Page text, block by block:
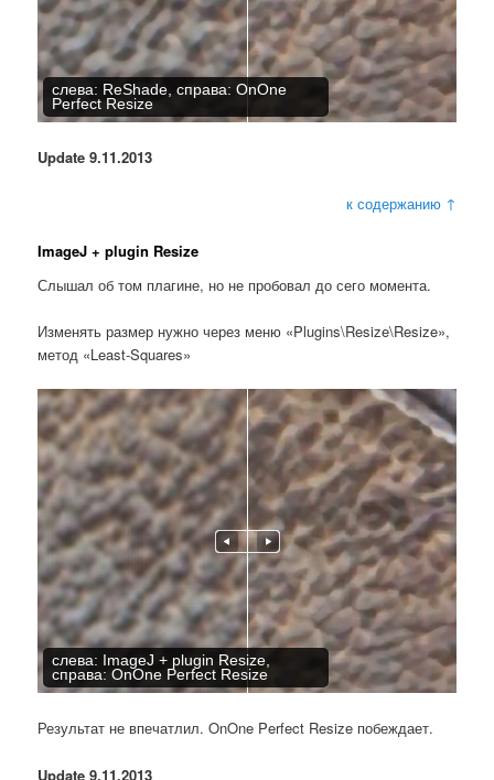
слева: ReShade, справа: OnOne
Perfect Resize
Update 9.11.2013
к содержанию ↑
ImageJ + plugin Resize
Слышал об том плагине, но не пробовал до сего момента.
Изменять размер нужно через меню «Plugins\Resize\Resize»,
метод «Least-Squares»
слева: ImageJ + plugin Resize,
справа: OnOne Perfect Resize
Результат не впечатлил. OnOne Perfect Resize побеждает.
Update 9.11.2013